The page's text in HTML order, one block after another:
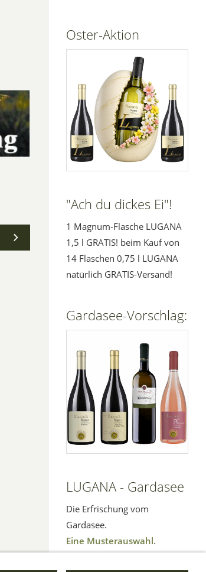
Oster-Aktion
"Ach du dickes Ei"!
1 Magnum-Flasche LUGANA
1,5 l GRATIS! beim Kauf von
14 Flaschen 0,75 l LUGANA
natürlich GRATIS-Versand!
Gardasee-Vorschlag:
LUGANA - Gardasee
Die Erfrischung vom
Gardasee.
Eine Musterauswahl.